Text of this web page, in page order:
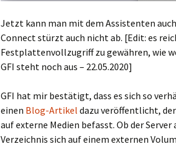
Jetzt kann man mit dem Assistenten
Connect stürzt auch nicht ab. [Edit: es
Festplattenvollzugriff zu gewähren, wie
GFI steht noch aus – 22.05.2020]
GFI hat mir bestätigt, dass es sich so
einen Blog-Artikel dazu veröffentlicht,
auf externe Medien befasst. Ob der
Verzeichnis sich auf einem externen